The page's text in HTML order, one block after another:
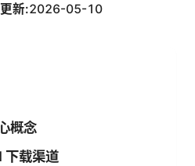
更新:2026-05-10
概念
下载渠道